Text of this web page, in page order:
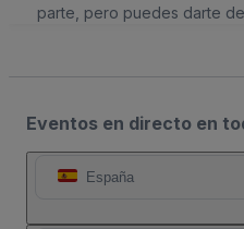
parte, pero puedes darte
Eventos en directo en
España